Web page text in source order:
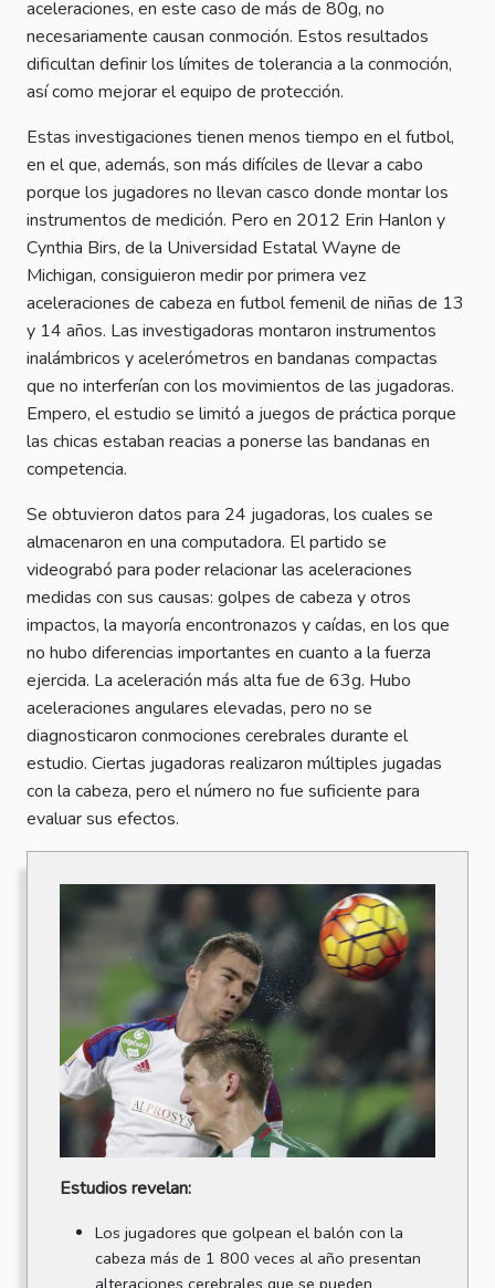
aceleraciones, en este caso de más de 80g, no
necesariamente causan conmoción. Estos resultados
dificultan definir los límites de tolerancia a la conmoción,
así como mejorar el equipo de protección.
Estas investigaciones tienen menos tiempo en el futbol,
en el que, además, son más difíciles de llevar a cabo
porque los jugadores no llevan casco donde montar los
instrumentos de medición. Pero en 2012 Erin Hanlon y
Cynthia Birs, de la Universidad Estatal Wayne de
Michigan, consiguieron medir por primera vez
aceleraciones de cabeza en futbol femenil de niñas de 13
y 14 años. Las investigadoras montaron instrumentos
inalámbricos y acelerómetros en bandanas compactas
que no interferían con los movimientos de las jugadoras.
Empero, el estudio se limitó a juegos de práctica porque
las chicas estaban reacias a ponerse las bandanas en
competencia.
Se obtuvieron datos para 24 jugadoras, los cuales se
almacenaron en una computadora. El partido se
videograbó para poder relacionar las aceleraciones
medidas con sus causas: golpes de cabeza y otros
impactos, la mayoría encontronazos y caídas, en los que
no hubo diferencias importantes en cuanto a la fuerza
ejercida. La aceleración más alta fue de 63g. Hubo
aceleraciones angulares elevadas, pero no se
diagnosticaron conmociones cerebrales durante el
estudio. Ciertas jugadoras realizaron múltiples jugadas
con la cabeza, pero el número no fue suficiente para
evaluar sus efectos.
Estudios revelan:
Los jugadores que golpean el balón con la
cabeza más de 1 800 veces al año presentan
alteraciones cerebrales que se pueden